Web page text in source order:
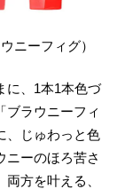
ニーフィグ）
に、1本1本色づ
ブラウニーフィ
、じゅわっと色
ニーのほろ苦さ
方を叶える、